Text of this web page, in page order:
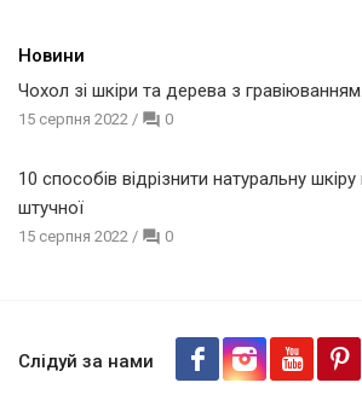
Новини
Чохол зі шкіри та дерева з гравіюванням.
15 серпня 2022 / 0
10 способів відрізнити натуральну шкіру
штучної
15 серпня 2022 / 0
Слідуй за нами